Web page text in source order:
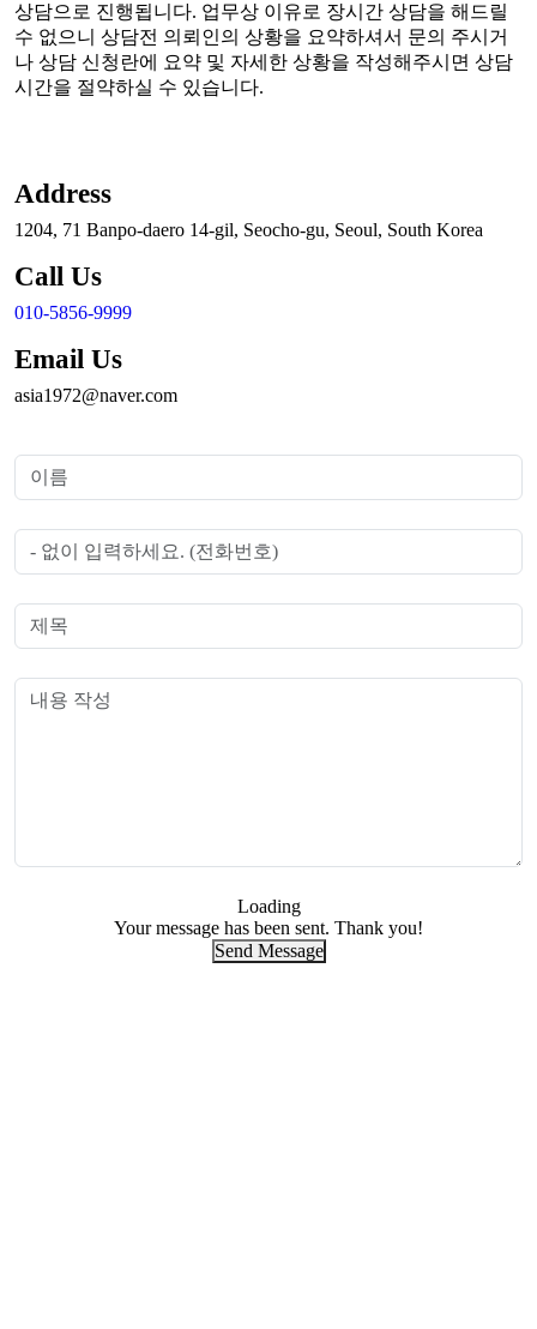
상담으로 진행됩니다. 업무상 이유로 장시간 상담을 해드릴
수 없으니 상담전 의뢰인의 상황을 요약하셔서 문의 주시거
나 상담 신청란에 요약 및 자세한 상황을 작성해주시면 상담
시간을 절약하실 수 있습니다.
Address
1204, 71 Banpo-daero 14-gil, Seocho-gu, Seoul, South Korea
Call Us
010-5856-9999
Email Us
asia1972@naver.com
Loading
Your message has been sent. Thank you!
Send Message